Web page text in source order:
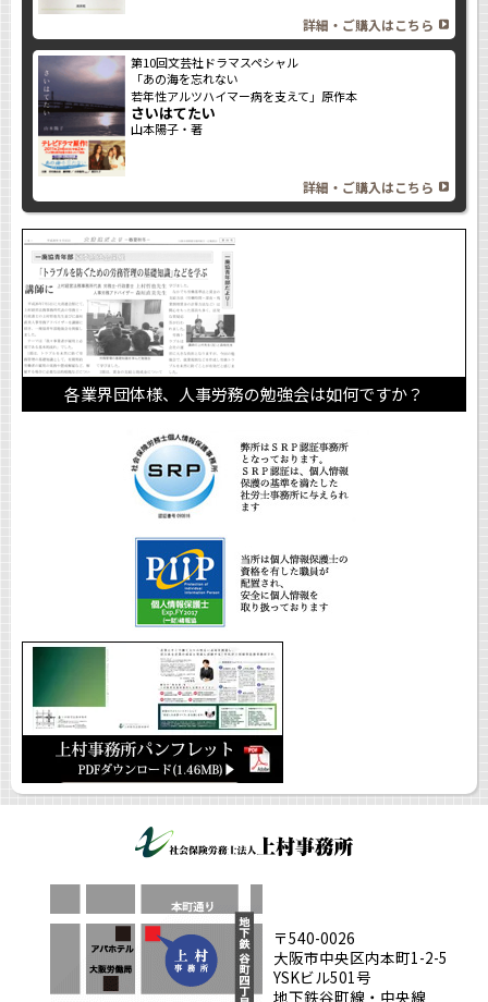
詳細・ご購入はこちら
第10回文芸社ドラマスペシャル
「あの海を忘れない
若年性アルツハイマー病を支えて」原作本
さいはてたい
山本陽子・著
詳細・ご購入はこちら
各業界団体様、人事労務の勉強会は如何ですか？
〒540-0026
大阪市中央区内本町1-2-5
YSKビル501号
地下鉄谷町線・中央線